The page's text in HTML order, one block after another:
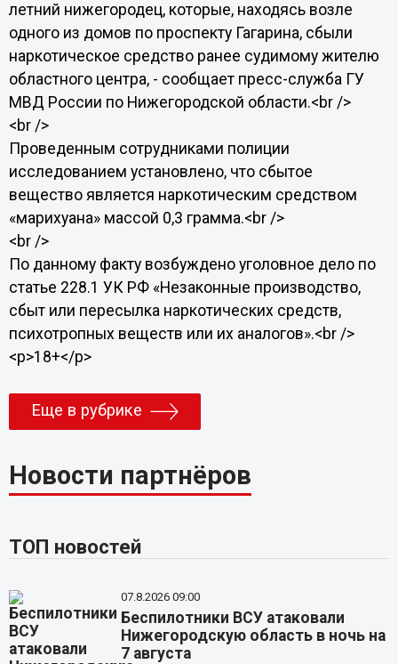
летний нижегородец, которые, находясь возле
одного из домов по проспекту Гагарина, сбыли
наркотическое средство ранее судимому жителю
областного центра, - сообщает пресс-служба ГУ
МВД России по Нижегородской области.<br />
<br />
Проведенным сотрудниками полиции
исследованием установлено, что сбытое
вещество является наркотическим средством
«марихуана» массой 0,3 грамма.<br />
<br />
По данному факту возбуждено уголовное дело по
статье 228.1 УК РФ «Незаконные производство,
сбыт или пересылка наркотических средств,
психотропных веществ или их аналогов».<br />
<p>18+</p>
Еще в рубрике
Новости партнёров
ТОП новостей
07.8.2026 09:00
Беспилотники ВСУ атаковали
Нижегородскую область в ночь на
7 августа